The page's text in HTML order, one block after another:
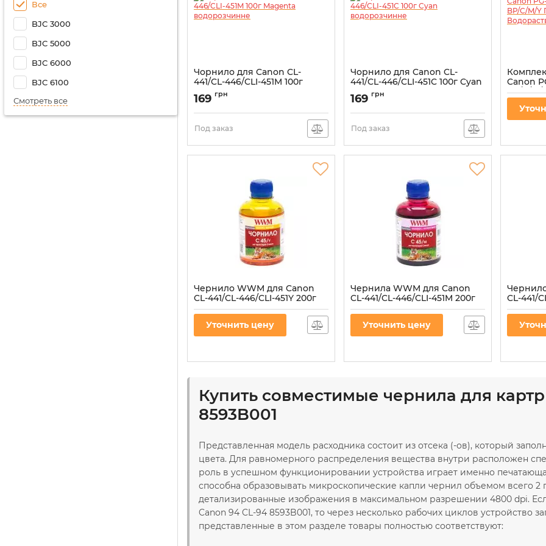
Все
BJC 3000
BJC 5000
BJC 6000
BJC 6100
Смотреть все
Чорнило для Canon CL-
441/CL-446/CLI-451M 100г
Magenta водорозчинне
Артикул:
169 грн
Под заказ
Чорнило для Canon CL-
441/CL-446/CLI-451C 100г Cyan
водорозчинне
Артикул:
169 грн
Под заказ
Canon
BP/C/
Артикул:
Чернило WWM для Canon
CL-441/CL-446/CLI-451Y 200г
Yellow водорастворимые
(C45/Y)
Артикул:C45/Y
Уточнить цену
Чернила WWM для Canon
CL-441/CL-446/CLI-451M 200г
Magenta водорастворимые
(C45/M)
Артикул:C45/M
Уточнить цену
CL-441/
Cyan
(C45/C)
Артикул:
Купить совместимые чернила для
8593B001
Представленная модель расходника состоит из отсека (-ов), который
цвета. Для равномерного распределения вещества внутри расположен
роль в успешном функционировании устройства играет именно
способна образовывать микроскопические капли чернил объемом всего 2
детализированные изображения в максимальном разрешении 4800 dpi.
Canon 94 CL-94 8593B001, то через несколько рабочих циклов устройство
представленные в этом разделе товары полностью соответствуют: